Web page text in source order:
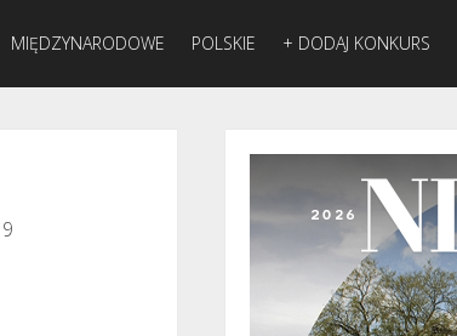
MIĘDZYNARODOWE POLSKIE + DODAJ KONKURS